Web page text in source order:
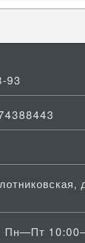
93
Пн—Пт